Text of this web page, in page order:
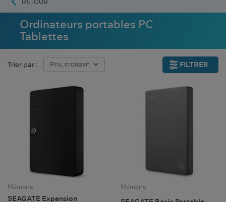
RETOUR
Ordinateurs portables PC
Tablettes
Trier par : FILTRER
Mémoire
SEAGATE Expansion
Mémoire